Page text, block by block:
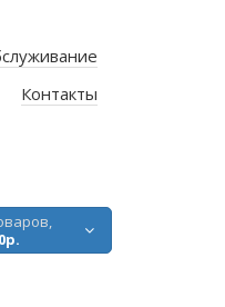
Контакты
0р.